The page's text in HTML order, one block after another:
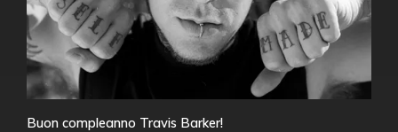
Buon compleanno Travis Barker!